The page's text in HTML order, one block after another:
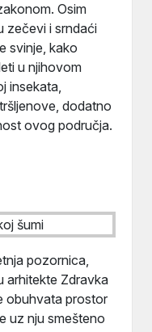
Osim
zečevi i srndaći
svinje, kako
u njihovom
insekata,
dodatno
ovog područja.
pozornica,
arhitekte Zdravka
obuhvata prostor
uz nju smešteno